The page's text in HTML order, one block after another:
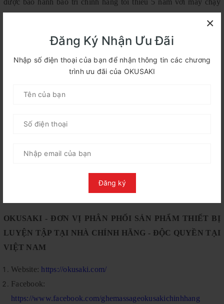
Đăng Ký Nhận Ưu Đãi
Nhập số điện thoại của bạn để nhận thông tin các chương
trình ưu đãi của OKUSAKI
Đăng ký
×
được bảo hành bào trì chính hãng tối thiểu 5 năm với máy chạy
lý nhanh nhất ngay sau khi nhận được phản hồi từ khách hàng.
Hệ thống showroom Okusakiđã có mặt tại nhiều tỉnh thành như
Nam Định, Bắc Ninh, Thái Bình, Quảng Ninh. Bạn hãy đến địa
tin cần hỗ trợ xin vui lòng liên hệ ngay đến hotline 19000.55526.
>>Tìm địa chỉ mua bán ghế massage uy tín tại
OKUSAKI - ĐƠN VỊ PHÂN PHỐI SẢN PHẨM THIẾT BỊ
LUYỆN TẬP TẠI NHÀ CHÍNH HÃNG - ĐỘC QUYỀN TẠI
VIỆT NAM
Website: https://okusaki.com/
Facebook:
https://www.facebook.com/ghemassageokusakichinhhang